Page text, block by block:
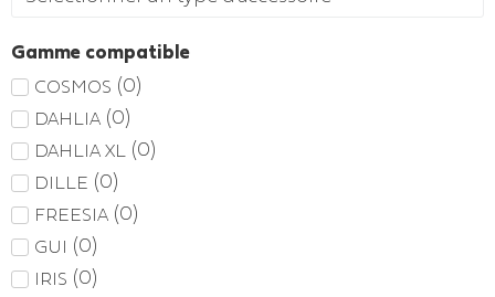
Gamme compatible
COSMOS (0)
DAHLIA (0)
DAHLIA XL (0)
DILLE (0)
FREESIA (0)
GUI (0)
IRIS (0)